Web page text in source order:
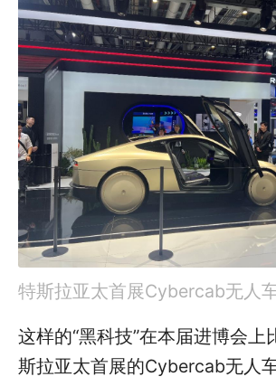
特斯拉亚太首展Cybercab无人
这样的“黑科技”在本届进博会上
斯拉亚太首展的Cybercab无人